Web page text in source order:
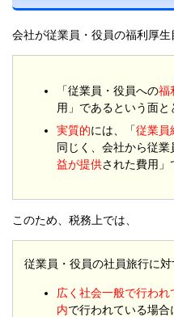
会社が従業員・役員の福利厚生
「従業員・役員への福
用」であるという面と
実質的には、「従業員
同じく、会社から従
益が提供された費用」
このため、税務上では、
従業員・役員の社員旅行に対
広く社会一般で行わ
内で行われている場合